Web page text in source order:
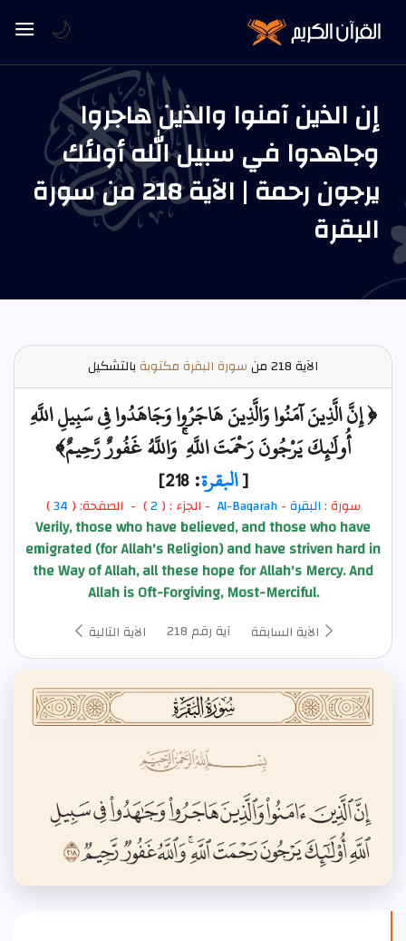
إن الذين آمنوا والذين هاجروا
وجاهدوا في سبيل الله أولئك
يرجون رحمة | الآية 218 من سورة
البقرة
الآية سورة البقرة مكتوبةبالتشكيل
﴿ إِنَّ الَّذِينَ آمَنُوا وَالَّذِينَ هَاجَرُوا وَجَاهَدُوا فِي سَبِيلِ اللَّهِ
أُولَٰئِكَ يَرْجُونَ رَحْمَتَ اللَّهِ ۚ وَاللَّهُ غَفُورٌ رَّحِيمٌ﴾
[البقرة: 218]
سورة :البقرة-
Al-Baqarah - الجزء : ( 2) - الصفحة: ( 34
)
Verily, those who have believed, and those who have
emigrated (for Allah's Religion) and have striven hard in
the Way of Allah, all these hope for Allah's Mercy. And
Allah is Oft-Forgiving, Most-Merciful.
الآية السابقة آية رقم 218 الآية التالية
🌙